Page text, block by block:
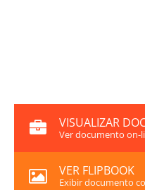
VISUALIZAR
Ver documento on-
VER FLIPBOOK
Exibir documento